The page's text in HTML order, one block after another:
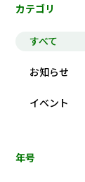
カテゴリ
すべて
お知らせ
イベント
年号